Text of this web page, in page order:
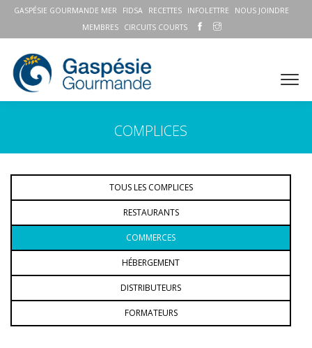
GASPÉSIE GOURMANDE MER FIDSA RECETTES INFOLETTRE
NOUS JOINDRE
MEMBRES
CIRCUITS COURTS
COMPLICES
TOUS LES COMPLICES
RESTAURANTS
COMMERCES
HÉBERGEMENT
DISTRIBUTEURS
FORMATEURS